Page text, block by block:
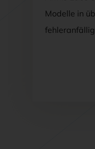
Modelle in